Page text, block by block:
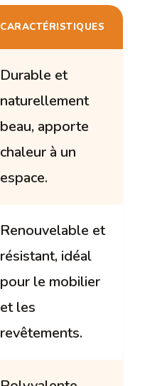
CARACTÉRISTIQUES
Durable et
naturellement
beau, apporte
chaleur à un
espace.
Renouvelable et
résistant, idéal
pour le mobilier
et les
revêtements.